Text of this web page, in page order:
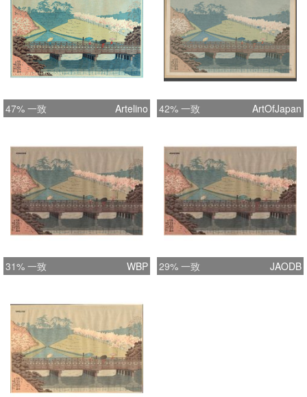
47% 一致 Artelino 42% 一致 ArtOfJapan
31% 一致 WBP 29% 一致 JAODB